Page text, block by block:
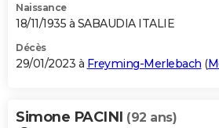
Naissance
18/11/1935 à SABAUDIA ITALIE
Décès
29/01/2023 à Freyming-Merlebach (
Simone PACINI (92 ans)